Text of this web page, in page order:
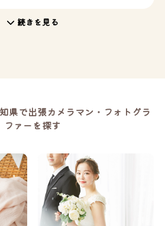
続きを見る
県で出張カメラマン・フォトグラ
ファーを探す